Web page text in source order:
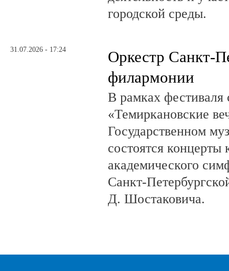
городской среды.
31.07.2026 - 17:24
Оркестр Санкт-
филармонии
В рамках
«Темиркановские
Государственном
состоятся концерты
академического
Санкт-
Д. Шостаковича.